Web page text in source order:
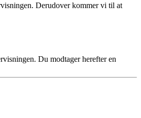
Derudover kommer vi til at
Du modtager herefter en